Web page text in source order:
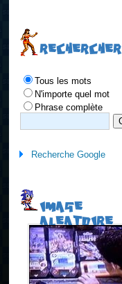
RECHERCHER
Tous les mots
N'importe quel mot
Phrase complète
Recherche Google
IMAGE
ALEATOIRE